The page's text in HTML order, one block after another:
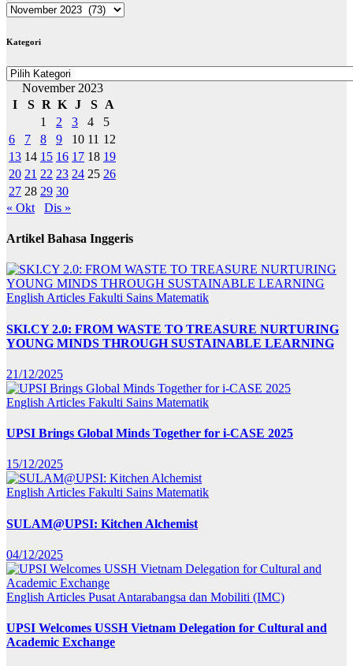
ARKIB
Kategori
Kategori
November 2023
I
S R K J S
A
1
2 3 4
5
6
7 8 9 10 11 12
13 14 15 16 17 18 19
20 21 22 23 24 25 26
27 28 29 30
« Okt
Dis »
Artikel Bahasa Inggeris
English Articles Fakulti Sains Matematik
SKI.CY 2.0: FROM WASTE TO TREASURE NURTURING
YOUNG MINDS THROUGH SUSTAINABLE LEARNING
21/12/2025
English Articles Fakulti Sains Matematik
UPSI Brings Global Minds Together for i-CASE 2025
15/12/2025
English Articles Fakulti Sains Matematik
SULAM@UPSI: Kitchen Alchemist
04/12/2025
English Articles Pusat Antarabangsa dan Mobiliti (IMC)
UPSI Welcomes USSH Vietnam Delegation for Cultural and
Academic Exchange